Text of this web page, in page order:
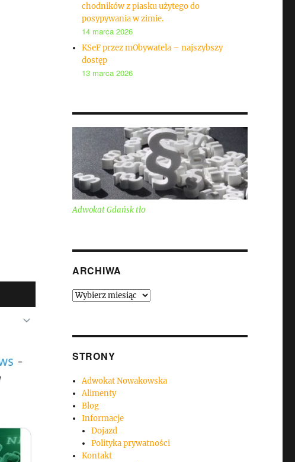
chodników z piasku użytego do
posypywania w zimie.
14 marca 2026
KSeF przez mObywatela – najszybszy
dostęp
13 marca 2026
Adwokat Gdańsk tło
ARCHIWA
Archiwa
STRONY
Adwokat Nowakowska
Alimenty
Blog
Informacje
Dojazd
Polityka prywatności
Kontakt